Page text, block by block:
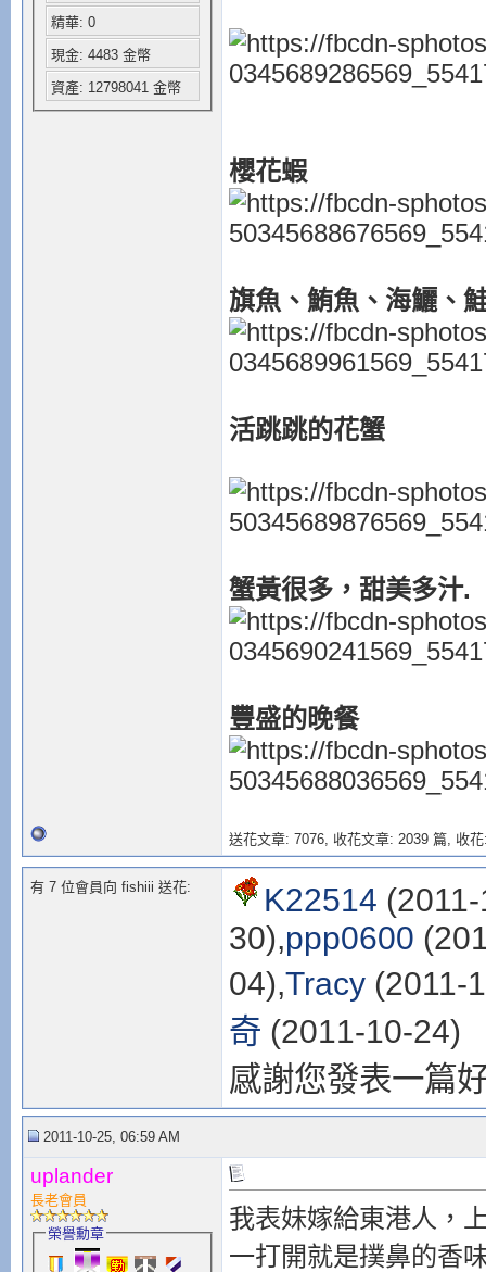
精華: 0
現金: 4483 金幣
資產: 12798041 金幣
櫻花蝦
旗魚、鮪魚、海鱺、
活跳跳的花蟹
蟹黃很多，甜美多汁.
豐盛的晚餐
送花文章: 7076, 收花文章: 2039 篇, 收
有 7 位會員向 fishiii 送花: K22514
30),ppp0600
04),Tracy(2011-
奇 (2011-10-24)
感謝您發表一篇
2011-10-25, 06:59 AM
uplander
長老會員
榮譽勳章
我表妹嫁給東港人，
一打開就是撲鼻的香